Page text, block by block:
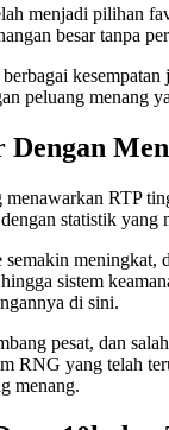
menjadi pilihan
besar tanpa
peluang menang
Dengan
menawarkan RTP
statistik
meningkat,
sistem
di sini.
pesat, dan
RNG yang telah
menang.